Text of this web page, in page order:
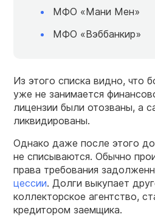
МФО «Мани Мен»
МФО «Вэббанкир»
Из этого списка видно, что
уже не занимается
лицензии были отозваны, а
ликвидированы.
Однако даже после этого
не списываются. Обычно
права требования
цессии. Долги выкупает
коллекторское агентство,
кредитором заемщика.